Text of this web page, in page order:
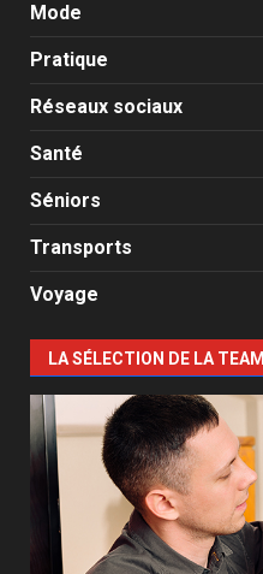
Mode
Pratique
Réseaux sociaux
Santé
Séniors
Transports
Voyage
LA SÉLECTION DE LA TEAM